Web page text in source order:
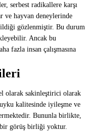
serbest radikallere karşı
ve hayvan deneylerinde
gözlenmiştir. Bu durum
Ancak bu
fazla insan çalışmasına
olarak sakinleştirici olarak
kalitesinde iyileşme ve
Bununla birlikte,
görüş birliği yoktur.